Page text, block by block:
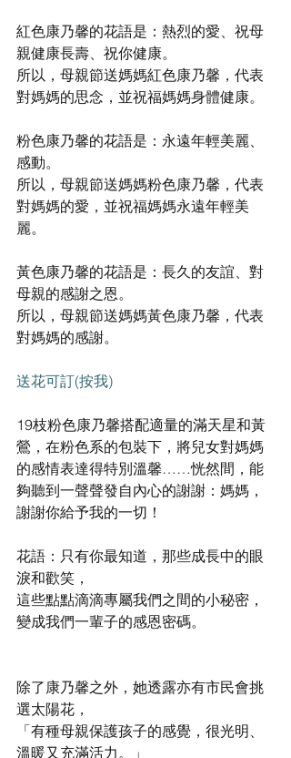
紅色康乃馨的花語是：熱烈的愛、祝母
親健康長壽、祝你健康。
所以，母親節送媽媽紅色康乃馨，代表
對媽媽的思念，並祝福媽媽身體健康。
粉色康乃馨的花語是：永遠年輕美麗、
感動。
所以，母親節送媽媽粉色康乃馨，代表
對媽媽的愛，並祝福媽媽永遠年輕美
麗。
黃色康乃馨的花語是：長久的友誼、對
母親的感謝之恩。
所以，母親節送媽媽黃色康乃馨，代表
對媽媽的感謝。
送花可訂(按我)
19枝粉色康乃馨搭配適量的滿天星和黃
鶯，在粉色系的包裝下，將兒女對媽媽
的感情表達得特別溫馨……恍然間，能
夠聽到一聲聲發自內心的謝謝：媽媽，
謝謝你給予我的一切！
花語：只有你最知道，那些成長中的眼
淚和歡笑，
這些點點滴滴專屬我們之間的小秘密，
變成我們一輩子的感恩密碼。
除了康乃馨之外，她透露亦有市民會挑
選太陽花，
「有種母親保護孩子的感覺，很光明、
溫暖又充滿活力。」